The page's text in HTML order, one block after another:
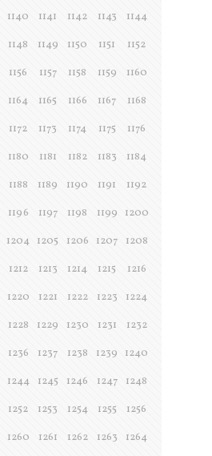
1140 1141 1142 1143
1144
1148 1149 1150 1151
1152
1156 1157 1158 1159
1160
1164 1165 1166 1167
1168
1172 1173 1174 1175
1176
1180 1181 1182 1183
1184
1188 1189 1190 1191
1192
1196 1197 1198 1199
1200
1204 1205 1206 1207
1208
1212 1213 1214 1215
1216
1220 1221 1222 1223
1224
1228 1229 1230 1231
1232
1236 1237 1238 1239
1240
1244 1245 1246 1247
1248
1252 1253 1254 1255
1256
1260 1261 1262 1263
1264